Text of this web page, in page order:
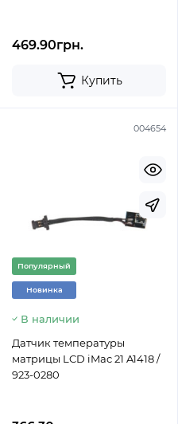
469.90грн.
Купить
004654
Популярный
Новинка
В наличии
Датчик температуры
матрицы LCD iMac 21 A1418 /
923-0280